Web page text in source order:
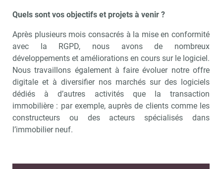
Quels sont vos objectifs et projets à venir ?
Après plusieurs mois consacrés à la mise en conformité
avec la RGPD, nous avons de nombreux
développements et améliorations en cours sur le logiciel.
Nous travaillons également à faire évoluer notre offre
digitale et à diversifier nos marchés sur des logiciels
dédiés à d’autres activités que la transaction
immobilière : par exemple, auprès de clients comme les
constructeurs ou des acteurs spécialisés dans
l’immobilier neuf.